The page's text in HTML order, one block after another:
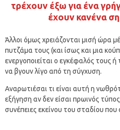
τρέχουν έξω για ένα
έχουν κανένα
Άλλοι όμως χρειάζονται μισή ώρα
πυτζάμα τους (και ίσως και μια
ενεργοποιείται ο εγκέφαλός τους
να βγουν λίγο από τη σύγχυση.
Αναρωτιέσαι τι είναι αυτή η
εξήγηση αν δεν είσαι πρωινός
συνέπειες εκείνου του σταδίου